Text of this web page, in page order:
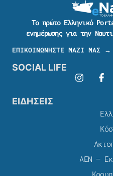
Το πρώτο Ελληνικό
ενημέρωσης για την
ΕΠΙΚΟΙΝΩΝΗΣΤΕ ΜΑΖΙ ΜΑΣ →
SOCIAL LIFE
ΕΙΔΗΣΕΙΣ
ΑΕΝ –